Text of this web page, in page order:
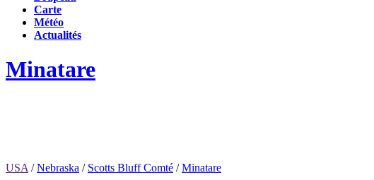
Carte
Météo
Actualités
Minatare
USA /Nebraska / Scotts Bluff Comté /Minatare